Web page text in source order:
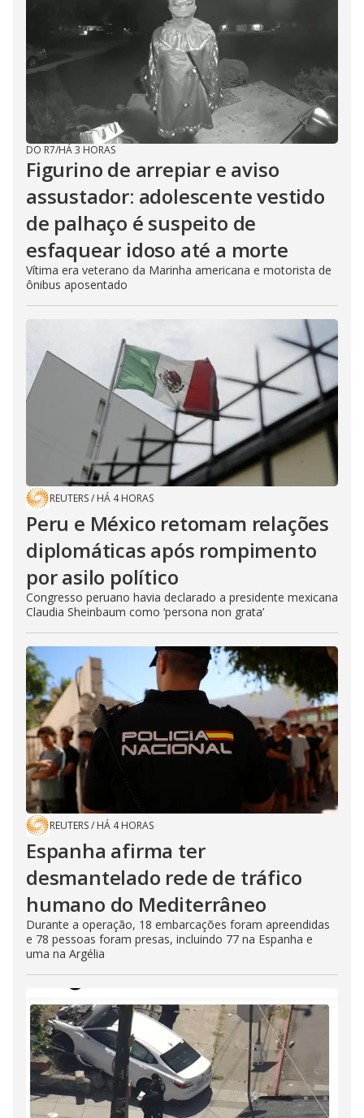
DO R7/HÁ 3 HORAS
Figurino de arrepiar e aviso
assustador: adolescente vestido
de palhaço é suspeito de
esfaquear idoso até a morte
Vítima era veterano da Marinha americana e motorista de
ônibus aposentado
REUTERS/ HÁ 4 HORAS
Peru e México retomam relações
diplomáticas após rompimento
por asilo político
Congresso peruano havia declarado a presidente mexicana
Claudia Sheinbaum como ‘persona non grata’
REUTERS/ HÁ 4 HORAS
Espanha afirma ter
desmantelado rede de tráfico
humano do Mediterrâneo
Durante a operação, 18 embarcações foram apreendidas
e 78 pessoas foram presas, incluindo 77 na Espanha e
uma na Argélia